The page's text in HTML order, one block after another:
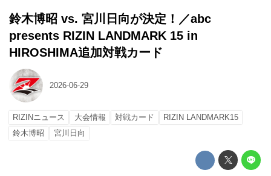
鈴木博昭 vs. 宮川日向が決定！／abc
presents RIZIN LANDMARK 15 in
HIROSHIMA追加対戦カード
2026-06-29
RIZINニュース 大会情報 対戦カード
RIZIN LANDMARK15
鈴木博昭
宮川日向